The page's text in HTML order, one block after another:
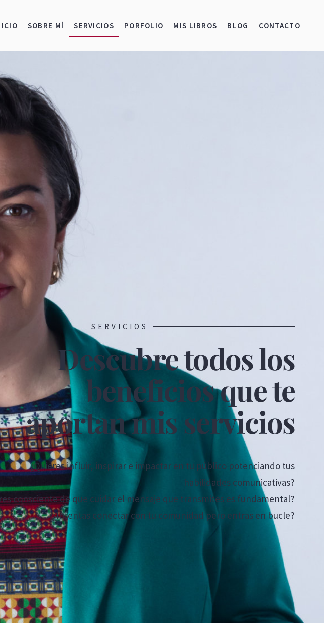
SOBRE MÍ SERVICIOS PORFOLIO MIS LIBROS BLOG CONTACTO
SERVICIOS
Descubre todos los
beneficios que te
aportan mis servicios
¿Quieres influir, inspirar e impactar en tu público potenciando tus
habilidades comunicativas?
consciente de que cuidar el mensaje que transmites es fundamental?
¿Intentas conectar con tu comunidad pero entras en bucle?